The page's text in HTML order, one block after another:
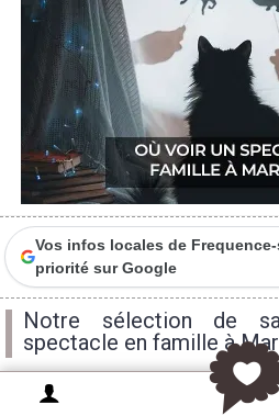
Vos infos locales de
priorité sur Google
Notre sélection de
spectacle en famille à